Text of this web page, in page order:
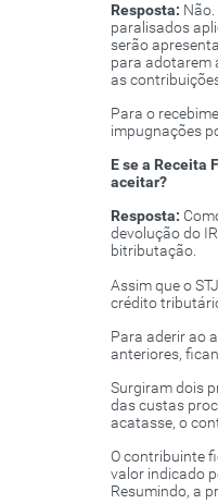
Resposta:
paralisados
serão
para adotarem
as
Para o
impugnações
E se a Receita
aceitar?
Resposta:
devolução do
bitributação.
Assim que o
crédito
Para aderir ao
anteriores,
Surgiram dois
das custas
acatasse, o
O contribuinte
valor indicado
Resumindo, a